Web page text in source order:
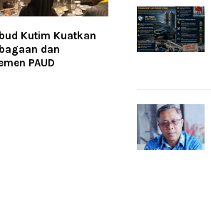
Kutim Kuatkan
dan
PAUD